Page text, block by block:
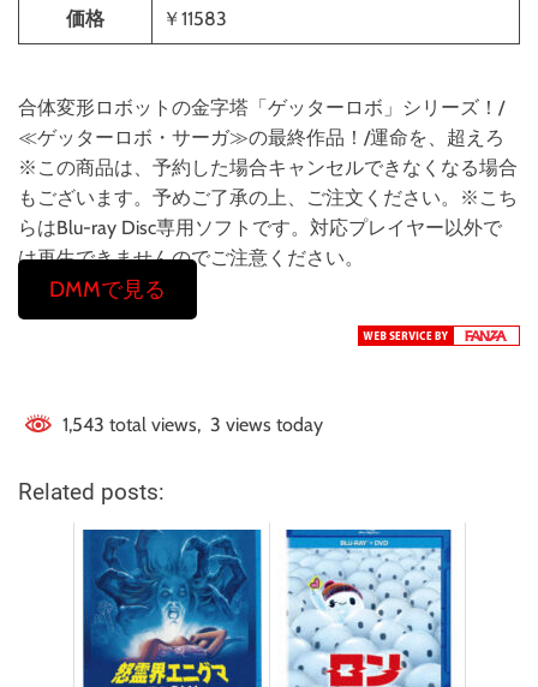
価格 ￥11583
合体変形ロボットの金字塔「ゲッターロボ」シリーズ！/
≪ゲッターロボ・サーガ≫の最終作品！/運命を、超えろ
※この商品は、予約した場合キャンセルできなくなる場合
もございます。予めご了承の上、ご注文ください。※こち
らはBlu-ray Disc専用ソフトです。対応プレイヤー以外で
は再生できませんのでご注意ください。
DMMで見る
1,543 total views, 3 views today
Related posts: